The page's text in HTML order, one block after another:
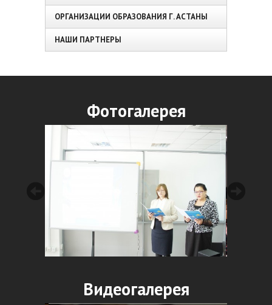
ОРГАНИЗАЦИИ ОБРАЗОВАНИЯ Г. АСТАНЫ
НАШИ ПАРТНЕРЫ
Фотогалерея
Видеогалерея